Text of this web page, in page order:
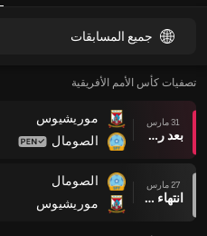
جميع المسابقات
تصفيات كأس الأمم الأفريقية
31 مارس
بعد ركلات الترجيح
موريشيوس
الصومال
27 مارس
انتهاء وقت المباراة
الصومال
موريشيوس